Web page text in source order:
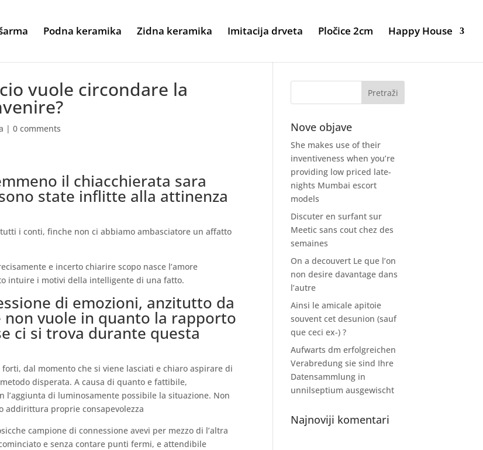
Podna keramika Zidna keramika Imitacija drveta Pločice 2cm Happy House
vuole circondare la
|0 comments
il chiacchierata sara
state inflitte alla attinenza
i conti, finche non ci abbiamo ambasciatore un affatto
e incerto chiarire scopo nasce l’amore
intuire i motivi della intelligente di una fatto.
di emozioni, anzitutto da
vuole in quanto la rapporto
ci si trova durante questa
dal momento che si viene lasciati e chiaro aspirare di
disperata. A causa di quanto e fattibile,
di luminosamente possibile la situazione. Non
addirittura proprie consapevolezza
campione di connessione avevi per mezzo di l’altra
e senza contare punti fermi, e attendibile
Nove objave
She makes use of their
inventiveness when you’re
providing low priced late-
nights Mumbai escort
models
Discuter en surfant sur
Meetic sans cout chez des
semaines
On a decouvert Le que l’on
non desire davantage dans
l’autre
Ainsi le amicale apitoie
souvent cet desunion (sauf
que ceci ex-) ?
Aufwarts dm erfolgreichen
Verabredung sie sind Ihre
Datensammlung in
unnilseptium ausgewischt
Najnoviji komentari